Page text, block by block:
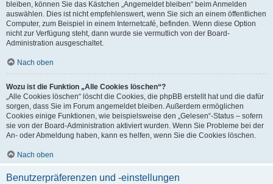
bleiben, können Sie das Kästchen „Angemeldet bleiben“ beim Anmelden
auswählen. Dies ist nicht empfehlenswert, wenn Sie sich an einem öffentlichen
Computer, zum Beispiel in einem Internetcafé, befinden. Wenn diese Option
nicht zur Verfügung steht, dann wurde sie vermutlich von der Board-
Administration ausgeschaltet.
Nach oben
Wozu ist die Funktion „Alle Cookies löschen“?
„Alle Cookies löschen“ löscht die Cookies, die phpBB erstellt hat und die dafür
sorgen, dass Sie im Forum angemeldet bleiben. Außerdem ermöglichen
Cookies einige Funktionen, wie beispielsweise den „Gelesen“-Status – sofern
sie von der Board-Administration aktiviert wurden. Wenn Sie Probleme bei der
An- oder Abmeldung haben, kann es helfen, wenn Sie die Cookies löschen.
Nach oben
Benutzerpräferenzen und -einstellungen